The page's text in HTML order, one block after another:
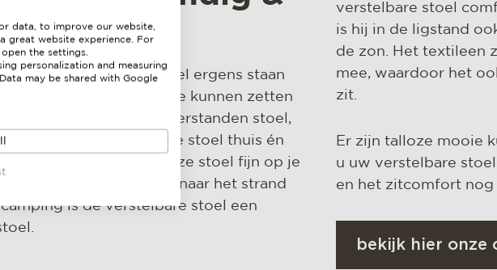
geen verstelbare stoel ergens staan
lekker achterover te kunnen zetten
zon te genieten? De meerstanden stoel,
stoel is een populaire stoel thuis én
nemen. Niet alleen is deze stoel fijn op je
je tuin, ook op een uitje naar het strand
is de verstelbare stoel een
verstelbare stoel
is hij in de ligstand
de zon. Het textileen
mee, waardoor het
zit.
Er zijn talloze mooie
u uw verstelbare
en het zitcomfort nog
bekijk hier onze
data, to improve our website,
great website experience. For
the settings.
personalization and measuring
may be shared with Google